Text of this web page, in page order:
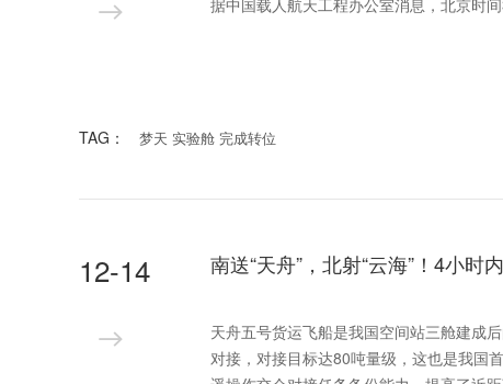
据中国载人航天工程办公室消息，北京时
TAG： 梦天 实验舱 完成转位
12-14 南送“天舟”，北射“云海”！4小时
天舟五号货运飞船是我国空间站三舱建成
对接，对接目标达80吨量级，这也是我国